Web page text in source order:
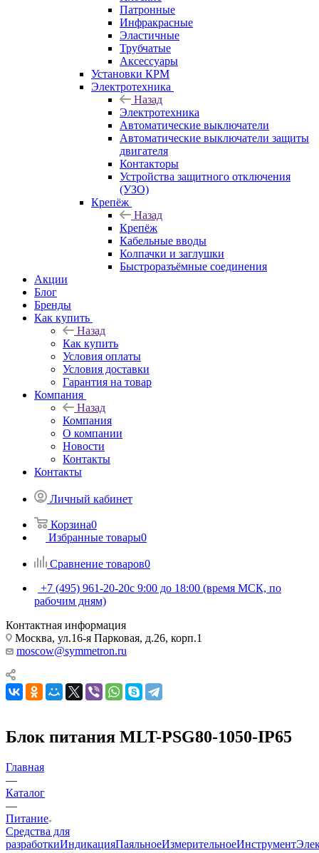
Патронные
Инфракрасные
Эластичные
Трубчатые
Аксессуары
Установки КРМ
Электротехника
Назад
Электротехника
Автоматические выключатели
Автоматические выключатели защиты
двигателя
Контакторы
Устройства защитного отключения
(УЗО)
Крепёж
Назад
Крепёж
Кабельные вводы
Колпачки и заглушки
Быстроразъёмные соединения
Акции
Блог
Бренды
Как купить
Назад
Как купить
Условия оплаты
Условия доставки
Гарантия на товар
Компания
Назад
Компания
О компании
Новости
Контакты
Контакты
Личный кабинет
Корзина0
Избранные товары0
Сравнение товаров0
+7 (495) 961-20-20с 9:00 до 18:00 (время МСК, по
рабочим дням)
Контактная информация
Москва, ул.16-я Парковая, д.26, корп.1
moscow@symmetron.ru
Блок питания MLT-PSG80-1050-IP65
Главная
—
Каталог
—
Питание
Средства для
разработкиИндикацияПаяльноеИзмерительноеИнструмент